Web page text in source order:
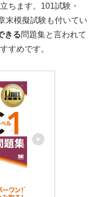
ちます。101試験・
末模擬試験も付いてい
きる問題集と言われて
すめです。